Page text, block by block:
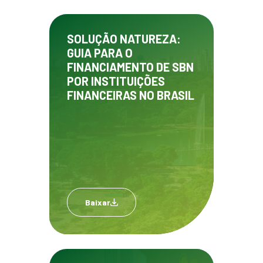
SOLUÇÃO NATUREZA:
GUIA PARA O
FINANCIAMENTO DE SBN
POR INSTITUIÇÕES
FINANCEIRAS NO BRASIL
Baixar